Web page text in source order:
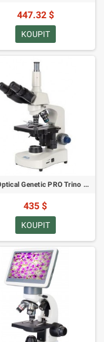
447.32 $
KOUPIT
Delta Optical Genetic PRO Trino 40-1000x Mikroskop
435 $
KOUPIT